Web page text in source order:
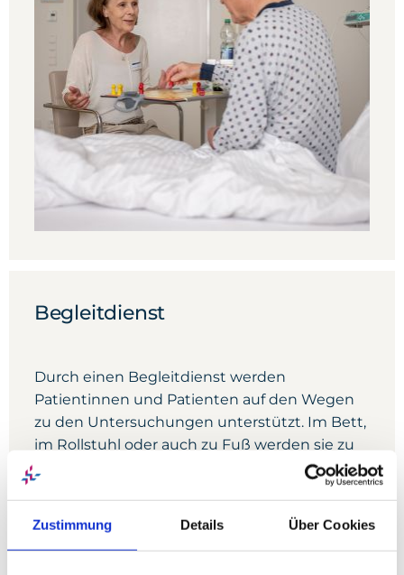
Zustimmung Details Über Cookies
Begleitdienst
Durch einen Begleitdienst werden
Patientinnen und Patienten auf den Wegen
zu den Untersuchungen unterstützt. Im Bett,
im Rollstuhl oder auch zu Fuß werden sie zu
den entsprechenden Untersuchungen
begleitet und rasch wieder in ihr Zimmer